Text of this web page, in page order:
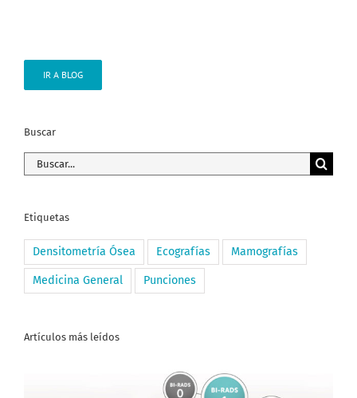
IR A BLOG
Buscar
Buscar:
Etiquetas
Densitometría Ósea Ecografías Mamografías
Medicina General Punciones
Artículos más leídos